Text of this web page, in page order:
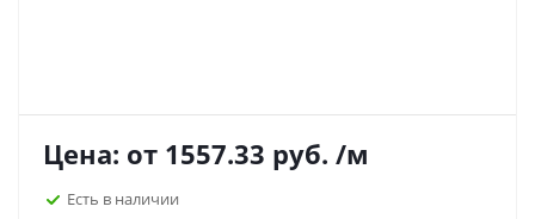
Цена: от 1557.33 руб. /м
Есть в наличии